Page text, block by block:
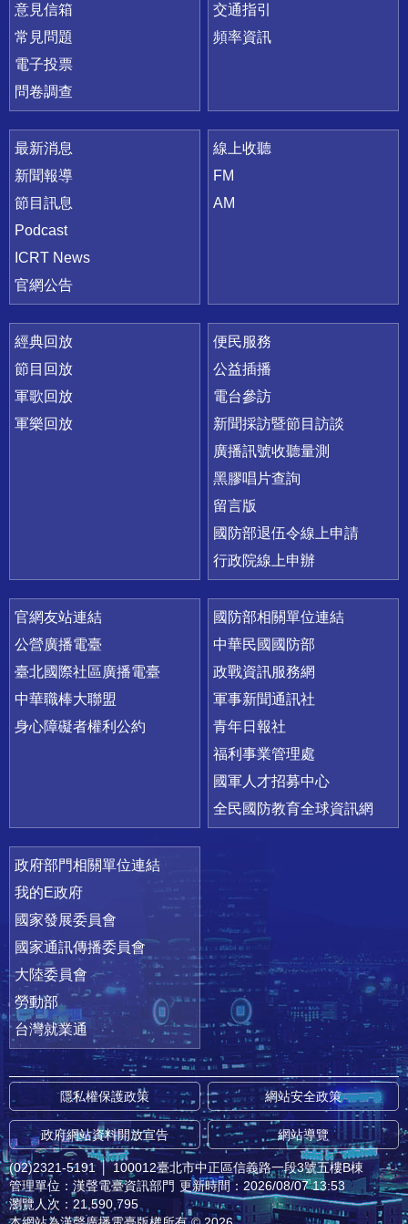
意見信箱
常見問題
電子投票
問卷調查
交通指引
頻率資訊
最新消息
新聞報導
節目訊息
Podcast
ICRT News
官網公告
線上收聽
FM
AM
經典回放
節目回放
軍歌回放
軍樂回放
便民服務
公益插播
電台參訪
新聞採訪暨節目訪談
廣播訊號收聽量測
黑膠唱片查詢
留言版
國防部退伍令線上申請
行政院線上申辦
官網友站連結
公營廣播電臺
臺北國際社區廣播電臺
中華職棒大聯盟
身心障礙者權利公約
國防部相關單位連結
中華民國國防部
政戰資訊服務網
軍事新聞通訊社
青年日報社
福利事業管理處
國軍人才招募中心
全民國防教育全球資訊網
政府部門相關單位連結
我的E政府
國家發展委員會
國家通訊傳播委員會
大陸委員會
勞動部
台灣就業通
隱私權保護政策 網站安全政策
政府網站資料開放宣告 網站導覽
(02)2321-5191 │ 100012臺北市中正區信義路一段3號五樓B棟
管理單位：漢聲電臺資訊部門 更新時間：2026/08/07 13:53
瀏覽人次：21,590,795